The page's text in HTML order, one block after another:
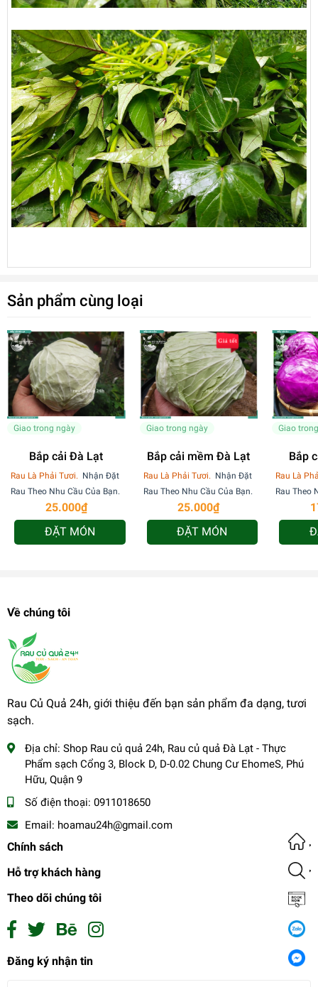
Sản phẩm cùng loại
Giao trong ngày
Bắp cải Đà Lạt
Rau Là Phải Tươi. Nhận Đặt
Rau Theo Nhu Cầu Của Bạn.
25.000₫
ĐẶT MÓN
Giao trong ngày
Bắp cải mềm Đà Lạt
Rau Là Phải Tươi. Nhận Đặt
Rau Theo Nhu Cầu Của Bạn.
25.000₫
ĐẶT MÓN
Giao
Rau Là
Rau Theo
Về chúng tôi
Rau Củ Quả 24h, giới thiệu đến bạn sản phẩm đa dạng, tươi
sạch.
Địa chỉ: Shop Rau củ quả 24h, Rau củ quả Đà Lạt - Thực
Phẩm sạch Cổng 3, Block D, D-0.02 Chung Cư EhomeS, Phú
Hữu, Quận 9
Số điện thoại: 0911018650
Email: hoamau24h@gmail.com
Chính sách
Hỗ trợ khách hàng
Theo dõi chúng tôi
Đăng ký nhận tin14.000₫